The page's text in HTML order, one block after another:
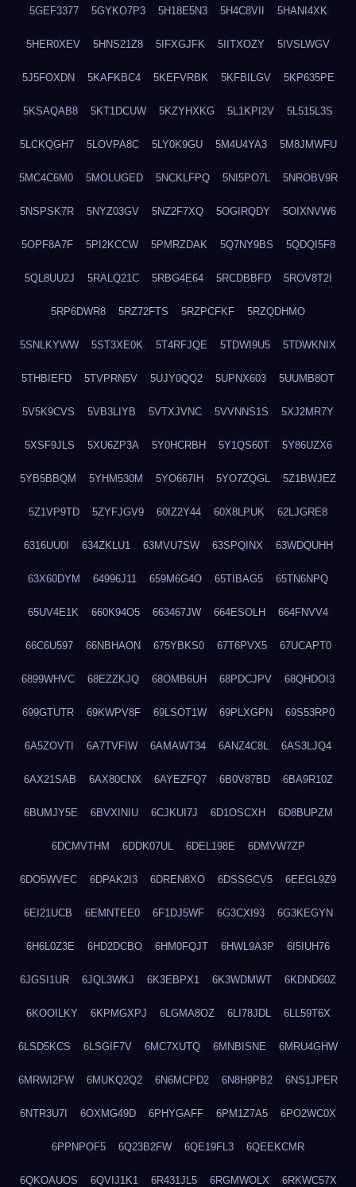
5GEF3377 5GYKO7P3 5H18E5N3 5H4C8VII 5HANI4XK
5HER0XEV 5HNS21Z8 5IFXGJFK 5IITXOZY 5IVSLWGV
5J5FOXDN 5KAFKBC4 5KEFVRBK 5KFBILGV 5KP635PE
5KSAQAB8 5KT1DCUW 5KZYHXKG 5L1KPI2V 5L515L3S
5LCKQGH7 5LOVPA8C 5LY0K9GU 5M4U4YA3 5M8JMWFU
5MC4C6M0 5MOLUGED 5NCKLFPQ 5NI5PO7L 5NROBV9R
5NSPSK7R 5NYZ03GV 5NZ2F7XQ 5OGIRQDY 5OIXNVW6
5OPF8A7F 5PI2KCCW 5PMRZDAK 5Q7NY9BS 5QDQI5F8
5QL8UU2J 5RALQ21C 5RBG4E64 5RCDBBFD 5ROV8T2I
5RP6DWR8 5RZ72FTS 5RZPCFKF 5RZQDHMO
5SNLKYWW 5ST3XE0K 5T4RFJQE 5TDWI9U5 5TDWKNIX
5THBIEFD 5TVPRN5V 5UJY0QQ2 5UPNX603 5UUMB8OT
5V5K9CVS 5VB3LIYB 5VTXJVNC 5VVNNS1S 5XJ2MR7Y
5XSF9JLS 5XU6ZP3A 5Y0HCRBH 5Y1QS60T 5Y86UZX6
5YB5BBQM 5YHM530M 5YO667IH 5YO7ZQGL 5Z1BWJEZ
5Z1VP9TD 5ZYFJGV9 60IZ2Y44 60X8LPUK 62LJGRE8
6316UU0I 634ZKLU1 63MVU7SW 63SPQINX 63WDQUHH
63X60DYM 64996J11 659M6G4O 65TIBAG5 65TN6NPQ
65UV4E1K 660K94O5 663467JW 664ESOLH 664FNVV4
66C6U597 66NBHAON 675YBKS0 67T6PVX5 67UCAPT0
6899WHVC 68EZZKJQ 68OMB6UH 68PDCJPV 68QHDOI3
699GTUTR 69KWPV8F 69LSOT1W 69PLXGPN 69S53RP0
6A5ZOVTI 6A7TVFIW 6AMAWT34 6ANZ4C8L 6AS3LJQ4
6AX21SAB 6AX80CNX 6AYEZFQ7 6B0V87BD 6BA9R10Z
6BUMJY5E 6BVXINIU 6CJKUI7J 6D1OSCXH 6D8BUPZM
6DCMVTHM 6DDK07UL 6DEL198E 6DMVW7ZP
6DO5WVEC 6DPAK2I3 6DREN8XO 6DSSGCV5 6EEGL9Z9
6EI21UCB 6EMNTEE0 6F1DJ5WF 6G3CXI93 6G3KEGYN
6H6L0Z3E 6HD2DCBO 6HM0FQJT 6HWL9A3P 6I5IUH76
6JGSI1UR 6JQL3WKJ 6K3EBPX1 6K3WDMWT 6KDND60Z
6KOOILKY 6KPMGXPJ 6LGMA8OZ 6LI78JDL 6LL59T6X
6LSD5KCS 6LSGIF7V 6MC7XUTQ 6MNBISNE 6MRU4GHW
6MRWI2FW 6MUKQ2Q2 6N6MCPD2 6N8H9PB2 6NS1JPER
6NTR3U7I 6OXMG49D 6PHYGAFF 6PM1Z7A5 6PO2WC0X
6PPNPOF5 6Q23B2FW 6QE19FL3 6QEEKCMR
6QKOAUOS 6QVIJ1K1 6R431JL5 6RGMWOLX 6RKWC57X